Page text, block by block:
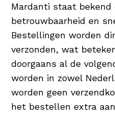
Mardanti staat
betrouwbaarheid en
Bestellingen worden
verzonden, wat
doorgaans al de
worden in zowel
worden geen
het bestellen extra